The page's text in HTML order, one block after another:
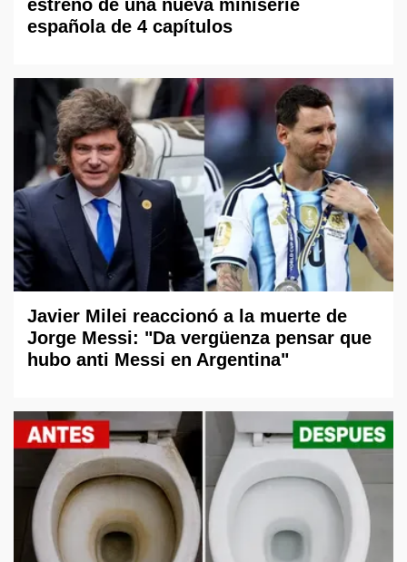
estreno de una nueva miniserie
española de 4 capítulos
Javier Milei reaccionó a la muerte de
Jorge Messi: "Da vergüenza pensar que
hubo anti Messi en Argentina"